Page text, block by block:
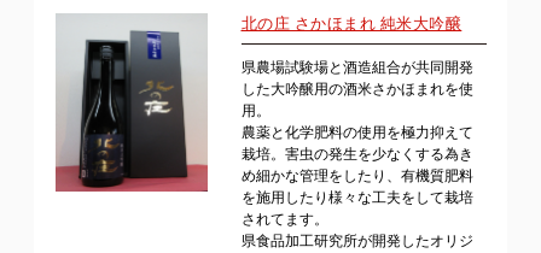
北の庄 さかほまれ 純米大吟醸
県農場試験場と酒造組合が共同開発
した大吟醸用の酒米さかほまれを使
用。
農薬と化学肥料の使用を極力抑えて
栽培。害虫の発生を少なくする為き
め細かな管理をしたり、有機質肥料
を施用したり様々な工夫をして栽培
されてます。
県食品加工研究所が開発したオリジ